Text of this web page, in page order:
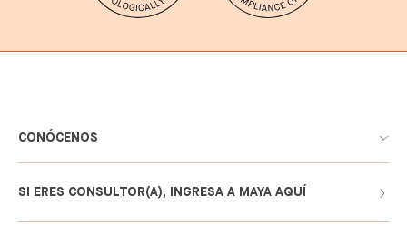
CONÓCENOS
SI ERES CONSULTOR(A), INGRESA A MAYA AQUÍ